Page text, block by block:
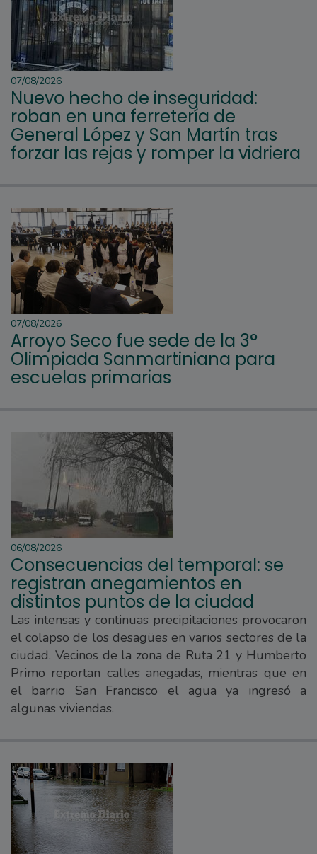
07/08/2026
Nuevo hecho de inseguridad:
roban en una ferretería de
General López y San Martín tras
forzar las rejas y romper la vidriera
07/08/2026
Arroyo Seco fue sede de la 3°
Olimpiada Sanmartiniana para
escuelas primarias
06/08/2026
Consecuencias del temporal: se
registran anegamientos en
distintos puntos de la ciudad
Las intensas y continuas precipitaciones provocaron
el colapso de los desagües en varios sectores de la
ciudad. Vecinos de la zona de Ruta 21 y Humberto
Primo reportan calles anegadas, mientras que en
el barrio San Francisco el agua ya ingresó a
algunas viviendas.